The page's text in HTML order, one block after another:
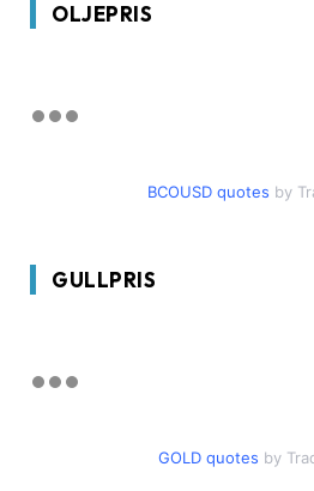
OLJEPRIS
BCOUSD quotes by
GULLPRIS
GOLD quotes by